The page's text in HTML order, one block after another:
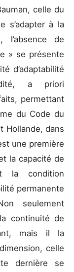
celle du
s’adapter à la
l’absence de
» se présente
d’adaptabilité
a priori
permettant
du Code du
Hollande, dans
une première
la capacité de
la condition
permanente
seulement
continuité de
mais il la
celle
dernière se